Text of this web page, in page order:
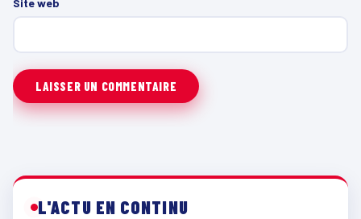
Site web
L'ACTU EN CONTINU